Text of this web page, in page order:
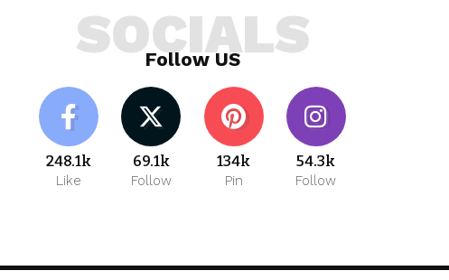
Follow US
SOCIALS
248.1k
Like
69.1k
Follow
134k
Pin
54.3k
Follow